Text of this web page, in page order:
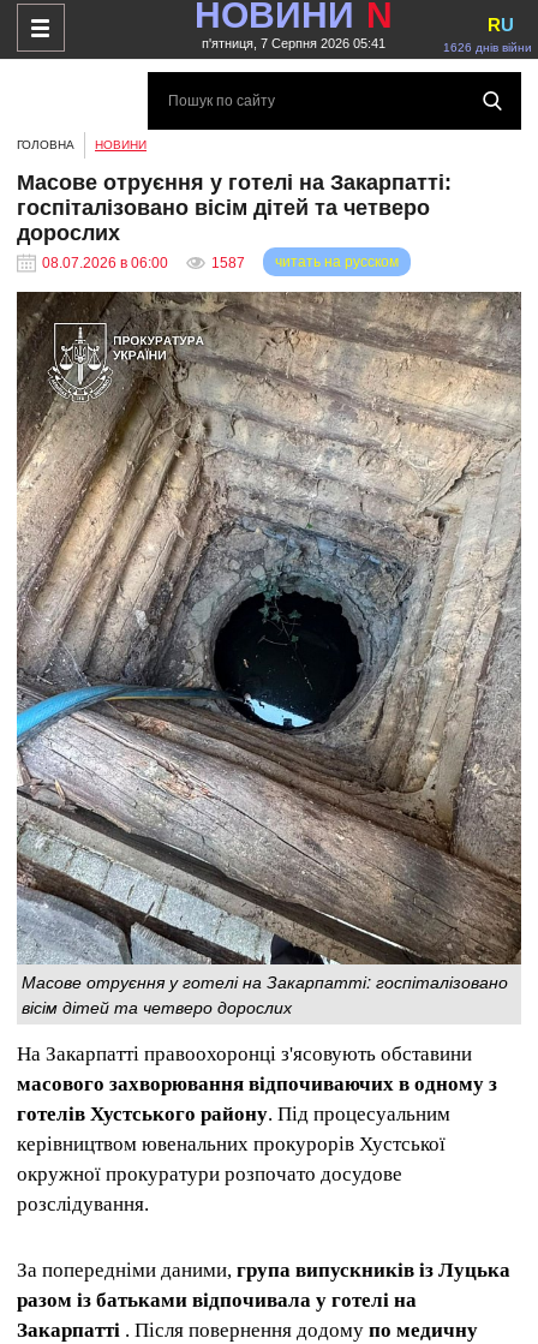
НОВИНИ N
п'ятниця, 7 Серпня 2026 05:41 1626 днів війни
RU
ГОЛОВНА НОВИНИ
Масове отруєння у готелі на Закарпатті:
госпіталізовано вісім дітей та четверо
дорослих
08.07.2026 в 06:00 1587 читать на русском
Масове отруєння у готелі на Закарпатті: госпіталізовано
вісім дітей та четверо дорослих
На Закарпатті правоохоронці з'ясовують обставини
масового захворювання відпочиваючих в одному з
готелів Хустського району. Під процесуальним
керівництвом ювенальних прокурорів Хустської
окружної прокуратури розпочато досудове
розслідування.
За попередніми даними, група випускників із Луцька
разом із батьками відпочивала у готелі на
Закарпатті . Після повернення додому по медичну